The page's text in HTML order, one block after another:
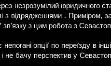
незрозумілий юридичного
з відрядженнями .
зв'язку з цим робота з
опції по переїзду в
бачу перспектив у